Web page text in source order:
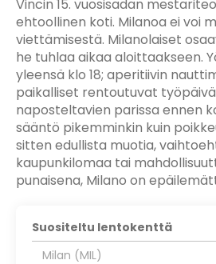
Vincin 15. vuosisadan
ehtoollinen koti. Milanoa ei voi
viettämisestä. Milanolaiset
he tuhlaa aikaa aloittaakseen.
yleensä klo 18; aperitiivin
paikalliset rentoutuvat
naposteltavien parissa ennen
sääntö pikemminkin kuin
sitten edullista muotia,
kaupunkilomaa tai
punaisena, Milano on
Suositeltu lentokenttä
Milan (MIL)